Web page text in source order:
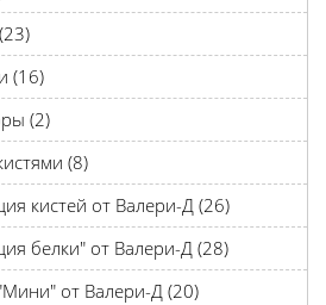
(16)
(2)
(8)
кистей от Валери-Д (26)
белки" от Валери-Д (28)
от Валери-Д (20)